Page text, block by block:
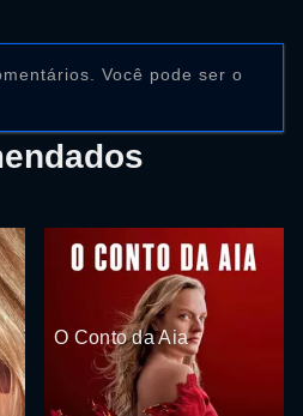
Você pode ser o
O Conto da Aia